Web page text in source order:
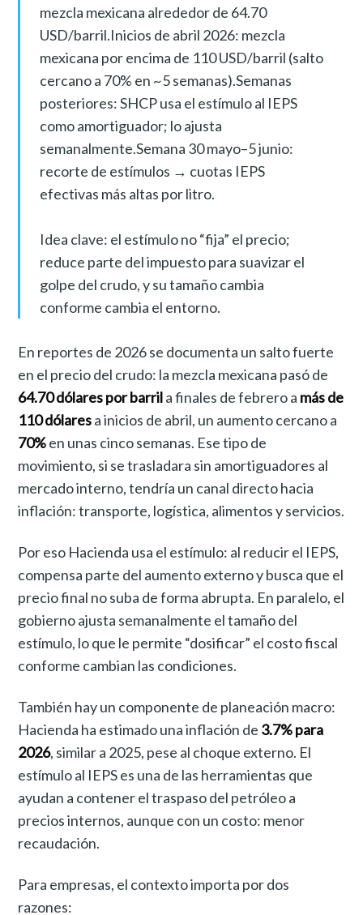
mezcla mexicana alrededor de 64.70
USD/barril.Inicios de abril 2026: mezcla
mexicana por encima de 110 USD/barril (salto
cercano a 70% en ~5 semanas).Semanas
posteriores: SHCP usa el estímulo al IEPS
como amortiguador; lo ajusta
semanalmente.Semana 30 mayo–5 junio:
recorte de estímulos → cuotas IEPS
efectivas más altas por litro.
Idea clave: el estímulo no “fija” el precio;
reduce parte del impuesto para suavizar el
golpe del crudo, y su tamaño cambia
conforme cambia el entorno.
En reportes de 2026 se documenta un salto fuerte
en el precio del crudo: la mezcla mexicana pasó de
64.70 dólares por barrila finales de febrero a más de
110 dólaresa inicios de abril, un aumento cercano a
70%en unas cinco semanas. Ese tipo de
movimiento, si se trasladara sin amortiguadores al
mercado interno, tendría un canal directo hacia
inflación: transporte, logística, alimentos y servicios.
Por eso Hacienda usa el estímulo: al reducir el IEPS,
compensa parte del aumento externo y busca que el
precio final no suba de forma abrupta. En paralelo, el
gobierno ajusta semanalmente el tamaño del
estímulo, lo que le permite “dosificar” el costo fiscal
conforme cambian las condiciones.
También hay un componente de planeación macro:
Hacienda ha estimado una inflación de 3.7% para
2026, similar a 2025, pese al choque externo. El
estímulo al IEPS es una de las herramientas que
ayudan a contener el traspaso del petróleo a
precios internos, aunque con un costo: menor
recaudación.
Para empresas, el contexto importa por dos
razones: